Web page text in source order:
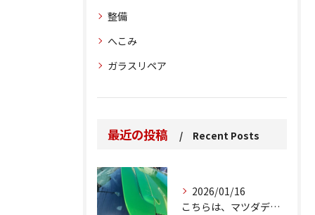
整備
へこみ
ガラスリペア
最近の投稿 Recent Posts
2026/01/16
こちらは、マツダデミオのゲートのルーフスポイラーで、経年劣化...